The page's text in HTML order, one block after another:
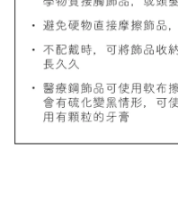
質感飾品收納盒
NT$ 298
NT$ 399
- +